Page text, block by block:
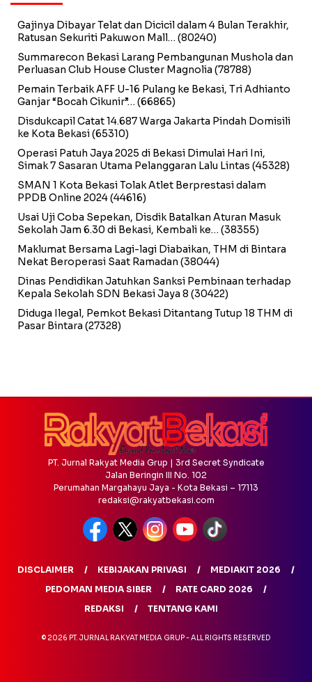
Gajinya Dibayar Telat dan Dicicil dalam 4 Bulan Terakhir,
Ratusan Sekuriti Pakuwon Mall… (80240)
Summarecon Bekasi Larang Pembangunan Mushola dan
Perluasan Club House Cluster Magnolia (78788)
Pemain Terbaik AFF U-16 Pulang ke Bekasi, Tri Adhianto
Ganjar “Bocah Cikunir”… (66865)
Disdukcapil Catat 14.687 Warga Jakarta Pindah Domisili
ke Kota Bekasi(65310)
Operasi Patuh Jaya 2025 di Bekasi Dimulai Hari Ini,
Simak 7 Sasaran Utama Pelanggaran Lalu Lintas (45328)
SMAN 1 Kota Bekasi Tolak Atlet Berprestasi dalam
PPDB Online 2024(44616)
Usai Uji Coba Sepekan, Disdik Batalkan Aturan Masuk
Sekolah Jam 6.30 di Bekasi, Kembali ke… (38355)
Maklumat Bersama Lagi-lagi Diabaikan, THM di Bintara
Nekat Beroperasi Saat Ramadan (38044)
Dinas Pendidikan Jatuhkan Sanksi Pembinaan terhadap
Kepala Sekolah SDN Bekasi Jaya 8 (30422)
Diduga Ilegal, Pemkot Bekasi Ditantang Tutup 18 THM di
Pasar Bintara (27328)
PT. Jurnal Rakyat Media Grup | 3rd Secret Syndicate
Jalan Beringin III No. 102
Perumahan Margahayu Jaya - Kota Bekasi – 17113
redaksi@rakyatbekasi.com
DISCLAIMER KEBIJAKAN PRIVASI
MEDIAKIT 2026
PEDOMAN MEDIA SIBER
RATE CARD 2026
REDAKSI
TENTANG KAMI
© 2026 PT. JURNAL RAKYAT MEDIA GRUP - ALL RIGHTS RESERVED